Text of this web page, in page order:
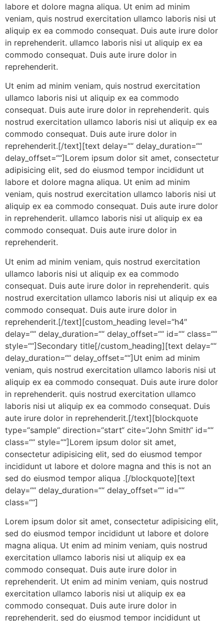
labore et dolore magna aliqua. Ut enim ad minim
veniam, quis nostrud exercitation ullamco laboris nisi ut
aliquip ex ea commodo consequat. Duis aute irure dolor
in reprehenderit. ullamco laboris nisi ut aliquip ex ea
commodo consequat. Duis aute irure dolor in
reprehenderit.
Ut enim ad minim veniam, quis nostrud exercitation
ullamco laboris nisi ut aliquip ex ea commodo
consequat. Duis aute irure dolor in reprehenderit. quis
nostrud exercitation ullamco laboris nisi ut aliquip ex ea
commodo consequat. Duis aute irure dolor in
reprehenderit.[/text][text delay=““ delay_duration=““
delay_offset=““]Lorem ipsum dolor sit amet, consectetur
adipisicing elit, sed do eiusmod tempor incididunt ut
labore et dolore magna aliqua. Ut enim ad minim
veniam, quis nostrud exercitation ullamco laboris nisi ut
aliquip ex ea commodo consequat. Duis aute irure dolor
in reprehenderit. ullamco laboris nisi ut aliquip ex ea
commodo consequat. Duis aute irure dolor in
reprehenderit.
Ut enim ad minim veniam, quis nostrud exercitation
ullamco laboris nisi ut aliquip ex ea commodo
consequat. Duis aute irure dolor in reprehenderit. quis
nostrud exercitation ullamco laboris nisi ut aliquip ex ea
commodo consequat. Duis aute irure dolor in
reprehenderit.[/text][custom_heading level=“h4″
delay=““ delay_duration=““ delay_offset=““ id=““ class=““
style=““]Secondary title[/custom_heading][text delay=““
delay_duration=““ delay_offset=““]Ut enim ad minim
veniam, quis nostrud exercitation ullamco laboris nisi ut
aliquip ex ea commodo consequat. Duis aute irure dolor
in reprehenderit. quis nostrud exercitation ullamco
laboris nisi ut aliquip ex ea commodo consequat. Duis
aute irure dolor in reprehenderit.[/text][blockquote
type=“sample“ direction=“start“ cite=“John Smith“ id=““
class=““ style=““]Lorem ipsum dolor sit amet,
consectetur adipisicing elit, sed do eiusmod tempor
incididunt ut labore et dolore magna and this is not an
sed do eiusmod tempor aliqua .[/blockquote][text
delay=““ delay_duration=““ delay_offset=““ id=““
class=““]
Lorem ipsum dolor sit amet, consectetur adipisicing elit,
sed do eiusmod tempor incididunt ut labore et dolore
magna aliqua. Ut enim ad minim veniam, quis nostrud
exercitation ullamco laboris nisi ut aliquip ex ea
commodo consequat. Duis aute irure dolor in
reprehenderit. Ut enim ad minim veniam, quis nostrud
exercitation ullamco laboris nisi ut aliquip ex ea
commodo consequat. Duis aute irure dolor in
reprehenderit, sed do eiusmod tempor incididunt ut